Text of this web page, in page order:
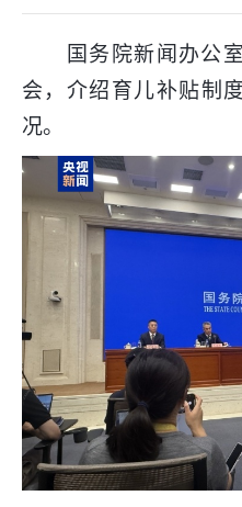
国务院新闻办公室
会，介绍育儿补贴制
况。